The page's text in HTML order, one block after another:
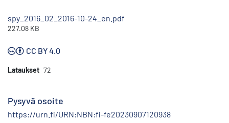
spy_2016_02_2016-10-24_en.pdf
227.08 KB
CC BY 4.0
Lataukset 72
Pysyvä osoite
https://urn.fi/URN:NBN:fi-fe20230907120938